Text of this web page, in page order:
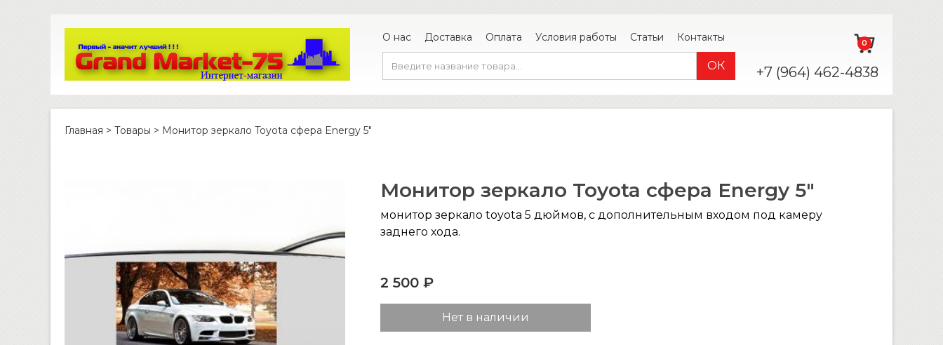
О нас Доставка Оплата Условия работы Статьи Контакты 0
+7 (964) 462-4838
Главная > Товары > Монитор зеркало Toyota сфера Energy 5″
Монитор зеркало Toyota сфера Energy 5″
монитор зеркало toyota 5 дюймов, с дополнительным входом под камеру
заднего хода.
2 500 ₽
Нет в наличии